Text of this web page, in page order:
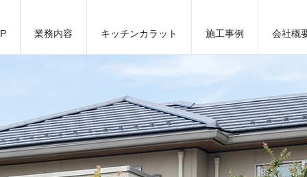
業務内容 キッチンカラット 施工事例 会社概